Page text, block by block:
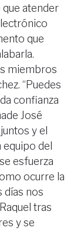
que atender
que
miembros
“Puedes
confianza
José
y el
del
esfuerza
ocurre la
días nos
tras
y se